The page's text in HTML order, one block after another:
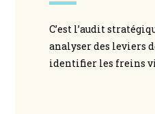
C’est l’audit
analyser des leviers
identifier les freins